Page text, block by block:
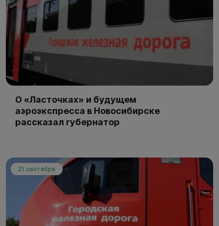
О «Ласточках» и будущем
аэроэкспресса в Новосибирске
рассказал губернатор
21 сентября